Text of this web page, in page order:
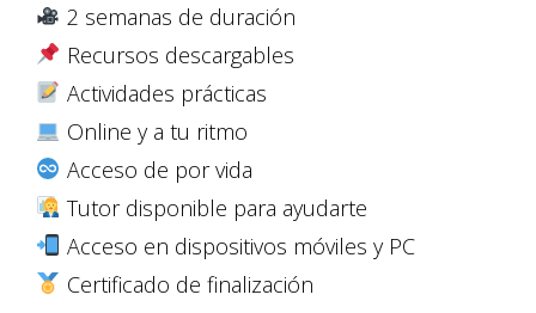
2 semanas de duración
Recursos descargables
Actividades prácticas
Online y a tu ritmo
Acceso de por vida
Tutor disponible para ayudarte
Acceso en dispositivos móviles y PC
Certificado de finalización